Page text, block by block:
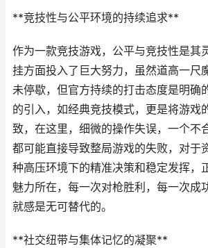
**竞技性与公平环境的持续追求**
作为一款竞技游戏，公平与竞技性是其
挂方面投入了巨大努力，虽然道高一尺
未停歇，但官方持续的打击态度是明确
的引入，如经典竞技模式，更是将游戏
致，在这里，细微的操作失误，一个不
都可能直接导致整局游戏的失败，对于
种高压环境下的精准决策和稳定发挥，
魅力所在，每一次对枪胜利，每一次成
就感是无可替代的。
**社交纽带与集体记忆的凝聚**